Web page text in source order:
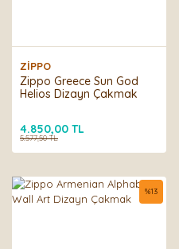
ZİPPO
Zippo Greece Sun God
Helios Dizayn Çakmak
4.850,00 TL
5.577,50 TL
%13